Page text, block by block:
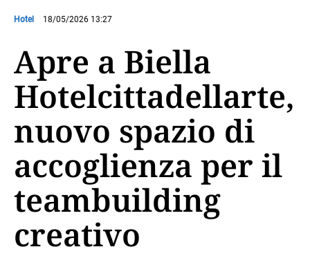
Hotel 18/05/2026 13:27
Apre a Biella
Hotelcittadellarte,
nuovo spazio di
accoglienza per il
teambuilding
creativo